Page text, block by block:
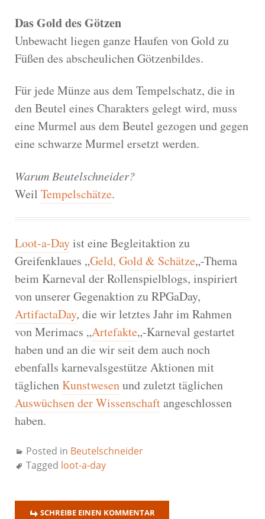
Das Gold des Götzen
Unbewacht liegen ganze Haufen von Gold zu
Füßen des abscheulichen Götzenbildes.
Für jede Münze aus dem Tempelschatz, die in
den Beutel eines Charakters gelegt wird, muss
eine Murmel aus dem Beutel gezogen und gegen
eine schwarze Murmel ersetzt werden.
Warum Beutelschneider?
Weil Tempelschätze.
Loot-a-Dayist eine Begleitaktion zu
Greifenklaues „Geld, Gold & Schätze„-Thema
beim Karneval der Rollenspielblogs, inspiriert
von unserer Gegenaktion zu RPGaDay,
ArtifactaDay, die wir letztes Jahr im Rahmen
von Merimacs „Artefakte„-Karneval gestartet
haben und an die wir seit dem auch noch
ebenfalls karnevalsgestütze Aktionen mit
täglichenKunstwesenund zuletzt täglichen
Auswüchsen der Wissenschaftangeschlossen
haben.
Posted in Beutelschneider
Tagged loot-a-day
SCHREIBE EINEN KOMMENTAR